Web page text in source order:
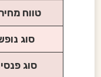
טווח
סוג
סוג